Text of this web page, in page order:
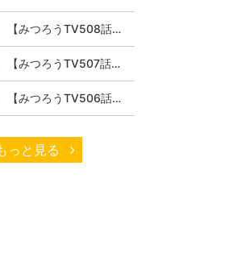
【みつろうTV508話】さとうみつろう『サトレル男塾』編④「“毎日”が変わります。楽しく」
【みつろうTV507話】さとうみつろう『サトレル男塾』編③「快楽は“自分のカラダの内側”にしかない」
【みつろうTV506話】さとうみつろう『サトレル男塾』編②「不思議な棒をお尻に…」
っと見る